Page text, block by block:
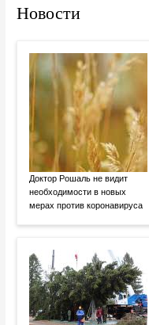
Новости
Доктор Рошаль не видит
необходимости в новых
мерах против коронавируса